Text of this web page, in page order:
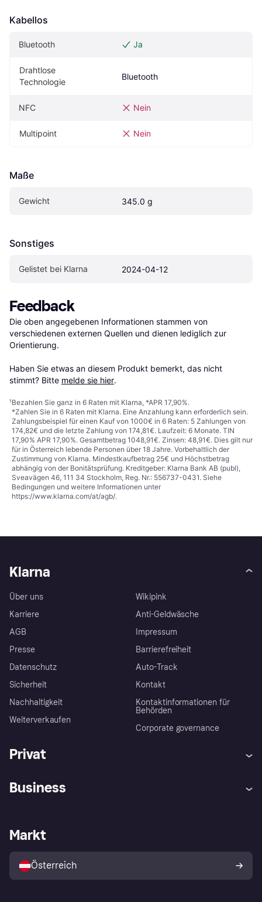
Kabellos
Bluetooth Ja
Drahtlose
Technologie
Bluetooth
NFC Nein
Multipoint Nein
Maße
Gewicht 345.0 g
Sonstiges
Gelistet bei Klarna 2024-04-12
Feedback
Die oben angegebenen Informationen stammen von
verschiedenen externen Quellen und dienen lediglich zur
Orientierung.
Haben Sie etwas an diesem Produkt bemerkt, das nicht
stimmt? Bitte melde sie hier.
¹Bezahlen Sie ganz in 6 Raten mit Klarna, *APR 17,90%.
*Zahlen Sie in 6 Raten mit Klarna. Eine Anzahlung kann erforderlich sein.
Zahlungsbeispiel für einen Kauf von 1000€ in 6 Raten: 5 Zahlungen von
174,82€ und die letzte Zahlung von 174,81€. Laufzeit: 6 Monate. TIN
17,90% APR 17,90%. Gesamtbetrag 1048,91€. Zinsen: 48,91€. Dies gilt nur
für in Österreich lebende Personen über 18 Jahre. Vorbehaltlich der
Zustimmung von Klarna. Mindestkaufbetrag 25€ und Höchstbetrag
abhängig von der Bonitätsprüfung. Kreditgeber: Klarna Bank AB (publ),
Sveavägen 46, 111 34 Stockholm, Reg. Nr.: 556737-0431. Siehe
Bedingungen und weitere Informationen unter
https://www.klarna.com/at/agb/.
Klarna
Über uns
Karriere
AGB
Presse
Datenschutz
Sicherheit
Nachhaltigkeit
Weiterverkaufen
Wikipink
Anti-Geldwäsche
Impressum
Barrierefreiheit
Auto-Track
Kontakt
Kontaktinformationen für
Behörden
Corporate governance
Privat
Shops entdecken
Business
Händlerportal
Markt
Österreich